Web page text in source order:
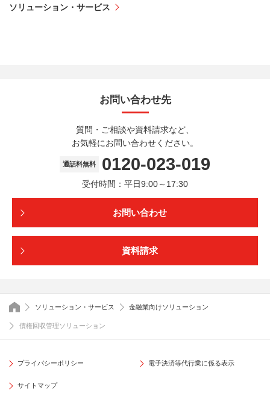
ソリューション・サービス
お問い合わせ先
質問・ご相談や資料請求など、
お気軽にお問い合わせください。
通話料無料 0120-023-019
受付時間：平日9:00～17:30
お問い合わせ
資料請求
トップページ
ソリューション・サービス 金融業向けソリューション
債権回収管理ソリューション
プライバシーポリシー 電子決済等代行業に係る表示
サイトマップ